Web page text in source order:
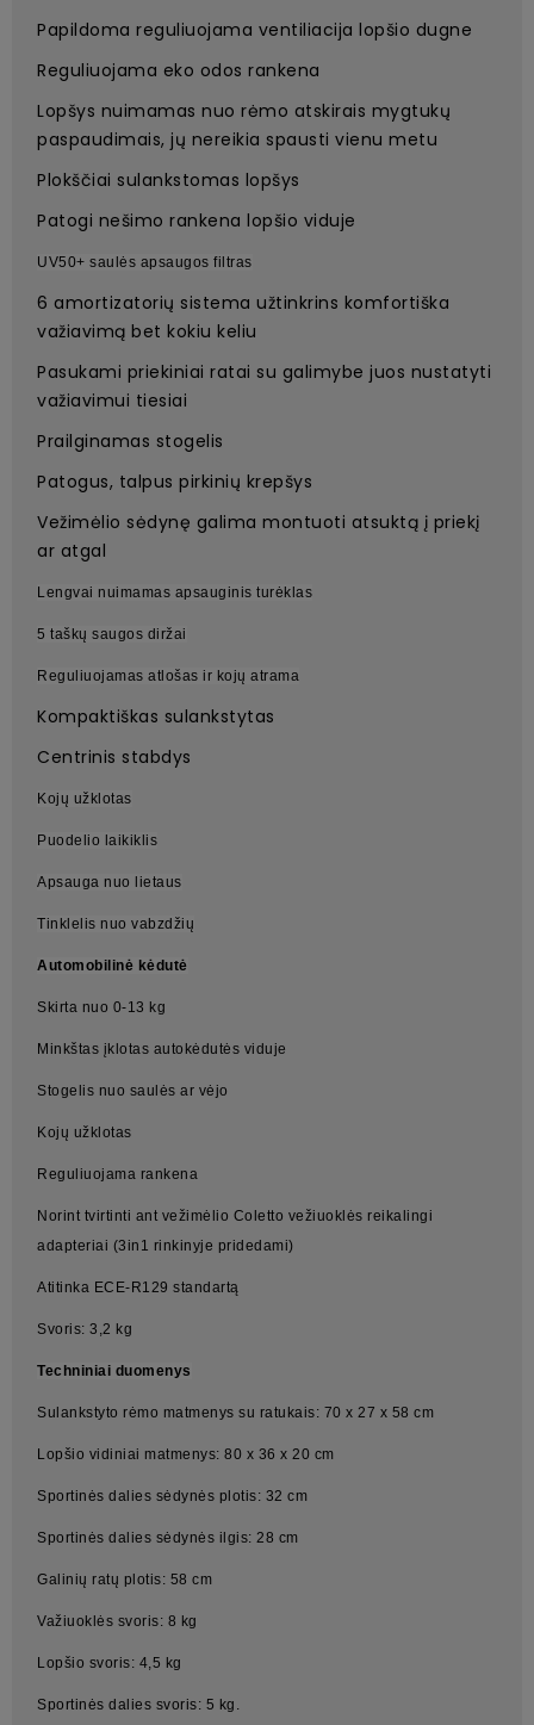
Papildoma reguliuojama ventiliacija lopšio dugne
Reguliuojama eko odos rankena
Lopšys nuimamas nuo rėmo atskirais mygtukų
paspaudimais, jų nereikia spausti vienu metu
Plokščiai sulankstomas lopšys
Patogi nešimo rankena lopšio viduje
UV50+ saulės apsaugos filtras
6 amortizatorių sistema užtinkrins komfortiška
važiavimą bet kokiu keliu
Pasukami priekiniai ratai su galimybe juos nustatyti
važiavimui tiesiai
Prailginamas stogelis
Patogus, talpus pirkinių krepšys
Vežimėlio sėdynę galima montuoti atsuktą į priekį
ar atgal
Lengvai nuimamas apsauginis turėklas
5 taškų saugos diržai
Reguliuojamas atlošas ir kojų atrama
Kompaktiškas sulankstytas
Centrinis stabdys
Kojų užklotas
Puodelio laikiklis
Apsauga nuo lietaus
Tinklelis nuo vabzdžių
Automobilinė kėdutė
Skirta nuo 0-13 kg
Minkštas įklotas autokėdutės viduje
Stogelis nuo saulės ar vėjo
Kojų užklotas
Reguliuojama rankena
Norint tvirtinti ant vežimėlio Coletto vežiuoklės reikalingi
adapteriai (3in1 rinkinyje pridedami)
Atitinka ECE-R129 standartą
Svoris: 3,2 kg
Techniniai duomenys
Sulankstyto rėmo matmenys su ratukais: 70 x 27 x 58 cm
Lopšio vidiniai matmenys: 80 x 36 x 20 cm
Sportinės dalies sėdynės plotis: 32 cm
Sportinės dalies sėdynės ilgis: 28 cm
Galinių ratų plotis: 58 cm
Važiuoklės svoris: 8 kg
Lopšio svoris: 4,5 kg
Sportinės dalies svoris: 5 kg.